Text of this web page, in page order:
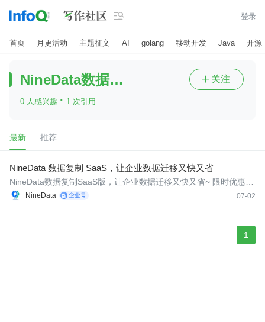
 登录
首页 月更活动 主题征文 AI golang 移动开发 Java 开源
NineData数据复制SaaS版
0 人感兴趣 · 1 次引用
 关注
最新 推荐
NineData 数据复制 SaaS，让企业数据迁移又快又省
NineData 07-02
NineData数据复制SaaS版，让企业数据迁移又快又省~ 限时优惠活
动：新客有礼：注册即送 200元 新客代金券（15天有效）。包年包
1